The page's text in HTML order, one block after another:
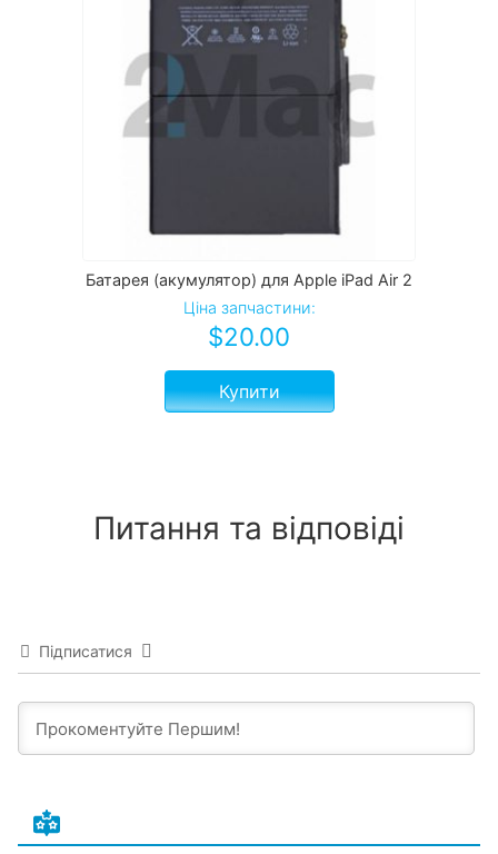
Батарея (акумулятор) для Apple iPad Air 2
Ціна запчастини:
$20.00
Купити
Питання та відповіді
Підписатися